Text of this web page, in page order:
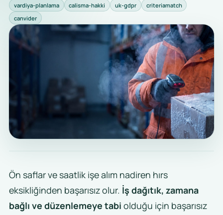
vardiya-planlama
calisma-hakki uk-gdpr
criteriamatch
canvider
Ön saflar ve saatlik işe alım nadiren hırs
eksikliğinden başarısız olur. İş dağıtık, zamana
bağlı ve düzenlemeye tabi olduğu için başarısız